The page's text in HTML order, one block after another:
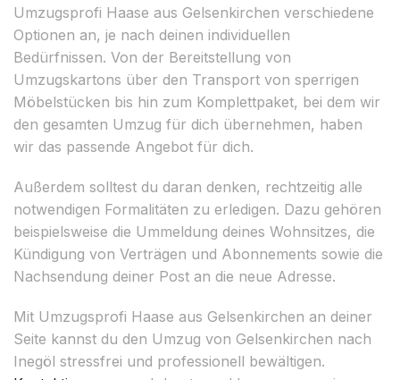
Umzugsprofi Haase aus Gelsenkirchen verschiedene
Optionen an, je nach deinen individuellen
Bedürfnissen. Von der Bereitstellung von
Umzugskartons über den Transport von sperrigen
Möbelstücken bis hin zum Komplettpaket, bei dem wir
den gesamten Umzug für dich übernehmen, haben
wir das passende Angebot für dich.
Außerdem solltest du daran denken, rechtzeitig alle
notwendigen Formalitäten zu erledigen. Dazu gehören
beispielsweise die Ummeldung deines Wohnsitzes, die
Kündigung von Verträgen und Abonnements sowie die
Nachsendung deiner Post an die neue Adresse.
Mit Umzugsprofi Haase aus Gelsenkirchen an deiner
Seite kannst du den Umzug von Gelsenkirchen nach
Inegöl stressfrei und professionell bewältigen.